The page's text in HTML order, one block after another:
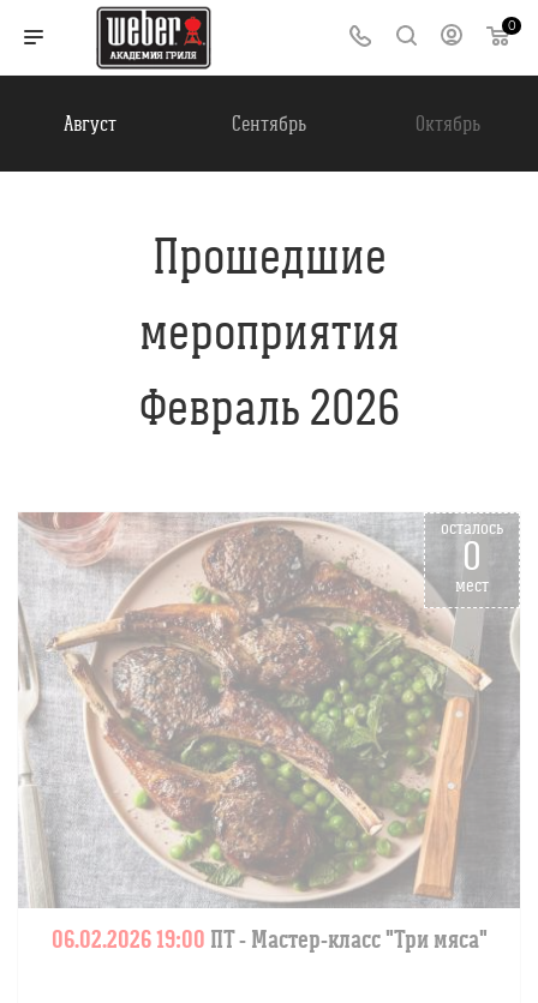
0
Август Сентябрь Октябрь
Прошедшие
мероприятия
Февраль 2026
осталось
0
мест
06.02.2026 19:00 ПТ- Мастер-класс "Три мяса"